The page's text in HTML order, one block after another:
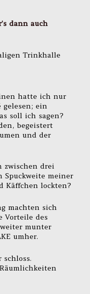
dann auch
Trinkhalle
hatte ich nur
gelesen; ein
soll ich sagen?
begeistert
und der
zwischen drei
Spuckweite meiner
Käffchen lockten?
machten sich
Vorteile des
munter
umher.
schloss.